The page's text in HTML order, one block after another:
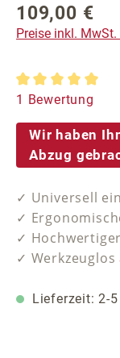
Regulärer Preis:
109,00 €
Preise inkl.
1 Bewertung
Wir haben
Abzug
✓ Universell
✓
✓
✓
Lieferzeit: 2-